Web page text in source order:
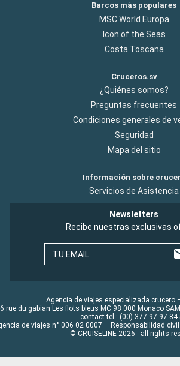
Barcos más populares
MSC World Europa
Icon of the Seas
Costa Toscana
Cruceros.sv
¿Quiénes somos?
Preguntas frecuentes
Condiciones generales de
Seguridad
Mapa del sitio
Información sobre
Servicios de Asistencia
Newsletters
Recibe nuestras exclusivas
TU EMAIL
Agencia de viajes especializada crucero –
rue du gabian Les flots bleus MC 98 000 Monaco
contact tel : (00) 377 97 97 84
de viajes n° 006 02 0007 – Responsabilidad
© CRUISELINE 2026 - all rights